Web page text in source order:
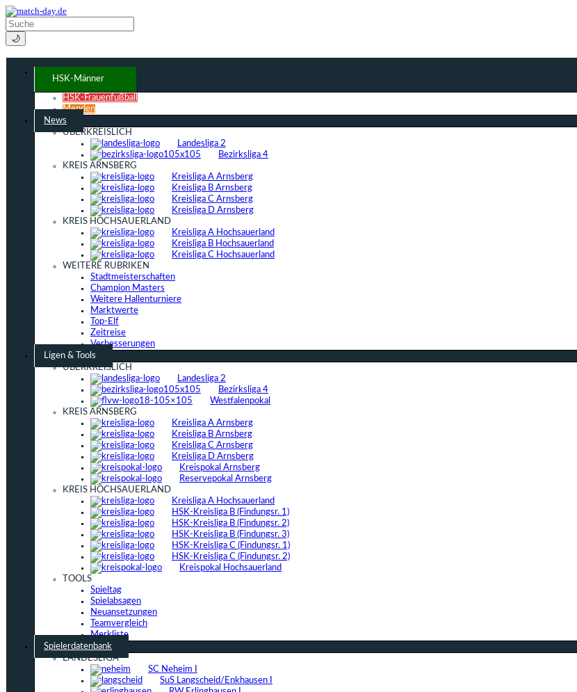
🌙
HSK-Männer
HSK-Frauenfußball
Menden
News
ÜBERKREISLICH
Landesliga 2
Bezirksliga 4
KREIS ARNSBERG
Kreisliga A Arnsberg
Kreisliga B Arnsberg
Kreisliga C Arnsberg
Kreisliga D Arnsberg
KREIS HOCHSAUERLAND
Kreisliga A Hochsauerland
Kreisliga B Hochsauerland
Kreisliga C Hochsauerland
WEITERE RUBRIKEN
Stadtmeisterschaften
Champion Masters
Weitere Hallenturniere
Marktwerte
Top-Elf
Zeitreise
Verbesserungen
Ligen & Tools
ÜBERKREISLICH
Landesliga 2
Bezirksliga 4
Westfalenpokal
KREIS ARNSBERG
Kreisliga A Arnsberg
Kreisliga B Arnsberg
Kreisliga C Arnsberg
Kreisliga D Arnsberg
Kreispokal Arnsberg
Reservepokal Arnsberg
KREIS HOCHSAUERLAND
Kreisliga A Hochsauerland
HSK-Kreisliga B (Findungsr. 1)
HSK-Kreisliga B (Findungsr. 2)
HSK-Kreisliga B (Findungsr. 3)
HSK-Kreisliga C (Findungsr. 1)
HSK-Kreisliga C (Findungsr. 2)
Kreispokal Hochsauerland
TOOLS
Spieltag
Spielabsagen
Neuansetzungen
Teamvergleich
Merkliste
Spielerdatenbank
LANDESLIGA
SC Neheim I
SuS Langscheid/Enkhausen I